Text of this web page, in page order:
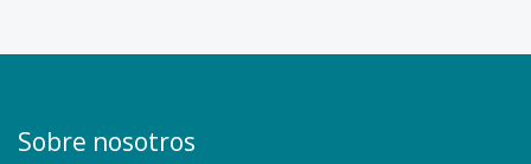
Sobre nosotros